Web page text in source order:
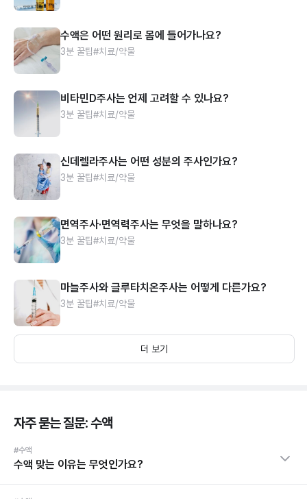
수액은 어떤 원리로 몸에 들어가나요?
3분 꿀팁#치료/약물
비타민D주사는 언제 고려할 수 있나요?
3분 꿀팁#치료/약물
신데렐라주사는 어떤 성분의 주사인가요?
3분 꿀팁#치료/약물
면역주사·면역력주사는 무엇을 말하나요?
3분 꿀팁#치료/약물
마늘주사와 글루타치온주사는 어떻게 다른가요?
3분 꿀팁#치료/약물
더 보기
자주 묻는 질문: 수액
#수액
수액 맞는 이유는 무엇인가요?